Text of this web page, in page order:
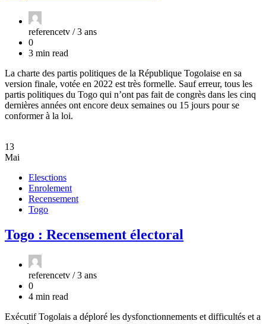
referencetv /3 ans
0
3 min read
La charte des partis politiques de la République Togolaise en sa
version finale, votée en 2022 est très formelle. Sauf erreur, tous les
partis politiques du Togo qui n’ont pas fait de congrès dans les cinq
dernières années ont encore deux semaines ou 15 jours pour se
conformer à la loi.
13
Mai
Elesctions
Enrolement
Recensement
Togo
Togo : Recensement électoral
referencetv /3 ans
0
4 min read
Exécutif Togolais a déploré les dysfonctionnements et difficultés et a